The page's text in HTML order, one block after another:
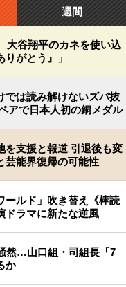
週間
谷翔平のカネを使い込
がとう』」
は読み解けないズバ抜
アで日本人初の銅メダル
を支援と報道 引退後も変
芸能界復帰の可能性
ールド」吹き替え《棒読
ラマに新たな逆風
然…山口組・司組長「7
か